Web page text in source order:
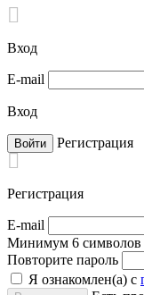

Вход
E-mail
Вход
Регистрация

Регистрация
E-mail
Минимум 6 символов
Повторите пароль
Я ознакомлен(а) с